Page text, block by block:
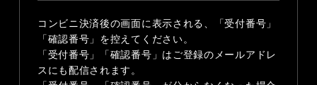
コンビニ決済後の画面に表示される、「受付番号」
「確認番号」を控えてください。
「受付番号」「確認番号」はご登録のメールアドレ
スにも配信されます。